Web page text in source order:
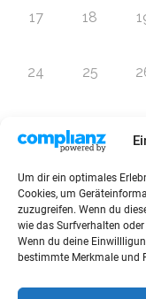
Um dir ein optimales
Cookies, um
zuzugreifen. Wenn du
wie das Surfverhalten
Wenn du deine
bestimmte Merkmale und
17 18
24 25
Zur Eventübersicht